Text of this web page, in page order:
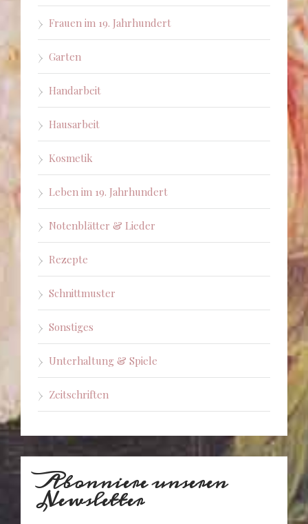
Frauen im 19. Jahrhundert
Garten
Handarbeit
Hausarbeit
Kosmetik
Leben im 19. Jahrhundert
Notenblätter & Lieder
Rezepte
Schnittmuster
Sonstiges
Unterhaltung & Spiele
Zeitschriften
Abonniere unseren
Newsletter